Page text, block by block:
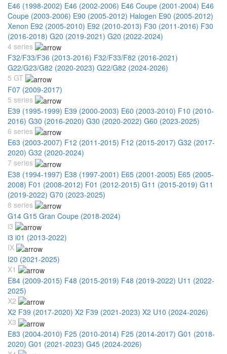
E46 (1998-2002) E46 (2002-2006) E46 Coupe (2001-2004) E46
Coupe (2003-2006) E90 (2005-2012) Halogen E90 (2005-2012)
Xenon E92 (2005-2010) E92 (2010-2013) F30 (2011-2016) F30
(2016-2018) G20 (2019-2021) G20 (2022-2024)
4 series
F32/F33/F36 (2013-2016) F32/F33/F82 (2016-2021)
G22/G23/G82 (2020-2023) G22/G82 (2024-2026)
5 GT
F07 (2009-2017)
5 series
E39 (1995-1999) E39 (2000-2003) E60 (2003-2010) F10 (2010-
2016) G30 (2016-2020) G30 (2020-2022) G60 (2023-2025)
6 series
E63 (2003-2007) F12 (2011-2015) F12 (2015-2017) G32 (2017-
2020) G32 (2020-2024)
7 series
E38 (1994-1997) E38 (1997-2001) E65 (2001-2005) E65 (2005-
2008) F01 (2008-2012) F01 (2012-2015) G11 (2015-2019) G11
(2019-2022) G70 (2023-2025)
8 series
G14 G15 Gran Coupe (2018-2024)
i3
i3 i01 (2013-2022)
IX
I20 (2021-2025)
X1
E84 (2009-2015) F48 (2015-2019) F48 (2019-2022) U11 (2022-
2025)
X2
X2 F39 (2017-2020) X2 F39 (2021-2023) X2 U10 (2024-2026)
X3
E83 (2004-2010) F25 (2010-2014) F25 (2014-2017) G01 (2018-
2020) G01 (2021-2023) G45 (2024-2026)